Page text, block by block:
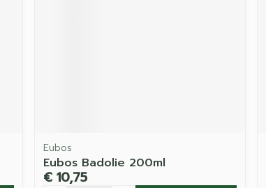
Eubos
Eubos Badolie 200ml
€ 10,75